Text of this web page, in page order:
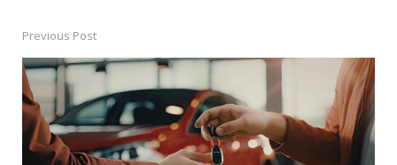
Post
navigation
Previous Post